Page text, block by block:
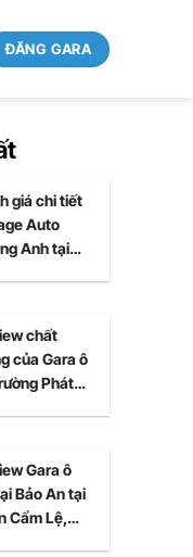
ĐĂNG GARA
giá chi tiết
Auto
Anh tại
chất
của Gara ô
Phát
Gara ô
Bảo An tại
Cẩm Lệ,